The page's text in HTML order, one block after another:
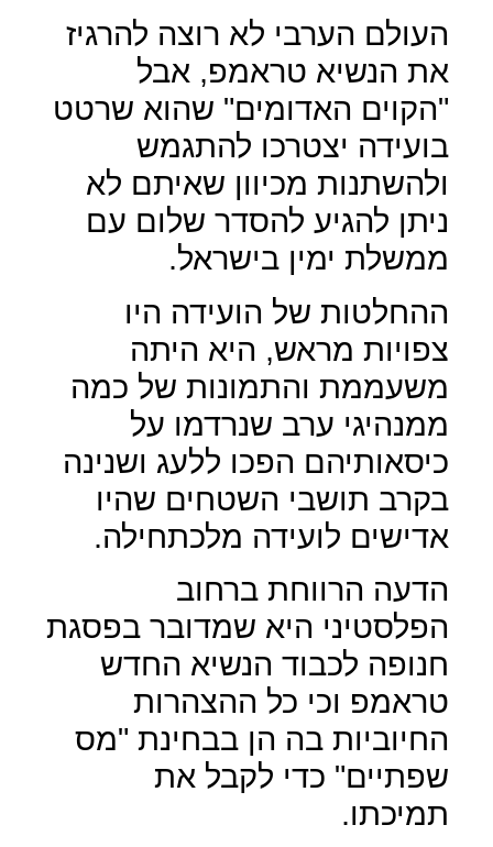
העולם הערבי לא רוצה להרגיז
את הנשיא טראמפ, אבל
"הקוים האדומים" שהוא שרטט
בועידה יצטרכו להתגמש
ולהשתנות מכיוון שאיתם לא
ניתן להגיע להסדר שלום עם
ממשלת ימין בישראל.
ההחלטות של הועידה היו
צפויות מראש, היא היתה
משעממת והתמונות של כמה
ממנהיגי ערב שנרדמו על
כיסאותיהם הפכו ללעג ושנינה
בקרב תושבי השטחים שהיו
אדישים לועידה מלכתחילה.
הדעה הרווחת ברחוב
הפלסטיני היא שמדובר בפסגת
חנופה לכבוד הנשיא החדש
טראמפ וכי כל ההצהרות
החיוביות בה הן בבחינת "מס
שפתיים" כדי לקבל את
תמיכתו.